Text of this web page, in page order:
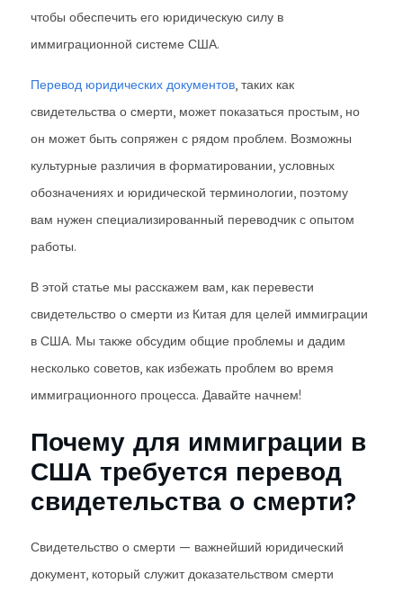
чтобы обеспечить его юридическую силу в
иммиграционной системе США.
Перевод юридических документов, таких как
свидетельства о смерти, может показаться простым, но
он может быть сопряжен с рядом проблем. Возможны
культурные различия в форматировании, условных
обозначениях и юридической терминологии, поэтому
вам нужен специализированный переводчик с опытом
работы.
В этой статье мы расскажем вам, как перевести
свидетельство о смерти из Китая для целей иммиграции
в США. Мы также обсудим общие проблемы и дадим
несколько советов, как избежать проблем во время
иммиграционного процесса. Давайте начнем!
Почему для иммиграции в
США требуется перевод
свидетельства о смерти?
Свидетельство о смерти — важнейший юридический
документ, который служит доказательством смерти